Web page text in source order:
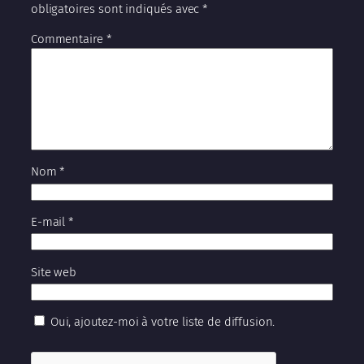
obligatoires sont indiqués avec*
Commentaire*
Nom*
E-mail *
Site web
Oui, ajoutez-moi à votre liste de diffusion.